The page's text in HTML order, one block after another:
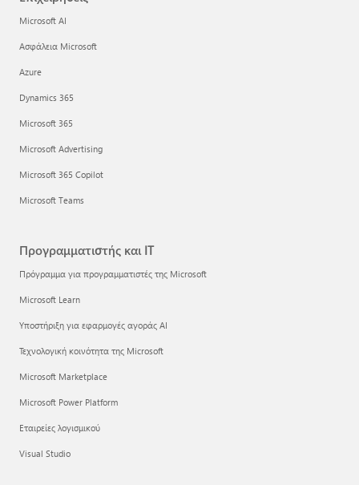
Microsoft AI
Ασφάλεια Microsoft
Azure
Dynamics 365
Microsoft 365
Microsoft Advertising
Microsoft 365 Copilot
Microsoft Teams
Προγραμματιστής και IT
Πρόγραμμα για προγραμματιστές της Microsoft
Microsoft Learn
Υποστήριξη για εφαρμογές αγοράς AI
Τεχνολογική κοινότητα της Microsoft
Microsoft Marketplace
Microsoft Power Platform
Εταιρείες λογισμικού
Visual Studio